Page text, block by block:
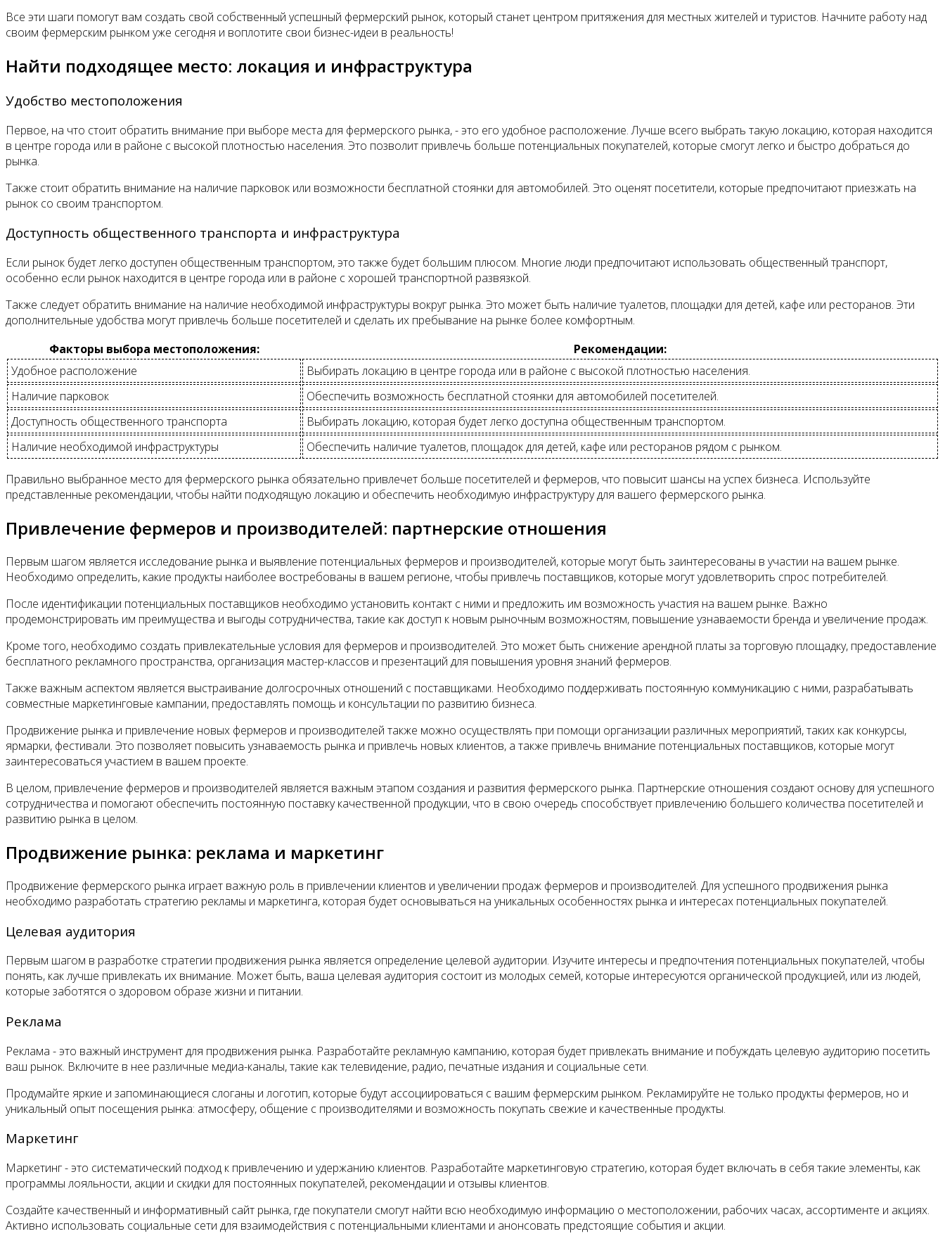
Все эти шаги помогут вам создать свой собственный успешный фермерский рынок, который станет центром притяжения для местных жителей и туристов. Начните работу над
своим фермерским рынком уже сегодня и воплотите свои бизнес-идеи в реальность!
Найти подходящее место: локация и инфраструктура
Удобство местоположения
Первое, на что стоит обратить внимание при выборе места для фермерского рынка, - это его удобное расположение. Лучше всего выбрать такую локацию, которая находится
в центре города или в районе с высокой плотностью населения. Это позволит привлечь больше потенциальных покупателей, которые смогут легко и быстро добраться до
рынка.
Также стоит обратить внимание на наличие парковок или возможности бесплатной стоянки для автомобилей. Это оценят посетители, которые предпочитают приезжать на
рынок со своим транспортом.
Доступность общественного транспорта и инфраструктура
Если рынок будет легко доступен общественным транспортом, это также будет большим плюсом. Многие люди предпочитают использовать общественный транспорт,
особенно если рынок находится в центре города или в районе с хорошей транспортной развязкой.
Также следует обратить внимание на наличие необходимой инфраструктуры вокруг рынка. Это может быть наличие туалетов, площадки для детей, кафе или ресторанов. Эти
дополнительные удобства могут привлечь больше посетителей и сделать их пребывание на рынке более комфортным.
Факторы выбора местоположения:
Рекомендации:
Удобное расположение
Выбирать локацию в центре города или в районе с высокой плотностью населения.
Наличие парковок
Обеспечить возможность бесплатной стоянки для автомобилей посетителей.
Доступность общественного транспорта
Выбирать локацию, которая будет легко доступна общественным транспортом.
Наличие необходимой инфраструктуры
Обеспечить наличие туалетов, площадок для детей, кафе или ресторанов рядом с рынком.
Правильно выбранное место для фермерского рынка обязательно привлечет больше посетителей и фермеров, что повысит шансы на успех бизнеса. Используйте
представленные рекомендации, чтобы найти подходящую локацию и обеспечить необходимую инфраструктуру для вашего фермерского рынка.
Привлечение фермеров и производителей: партнерские отношения
Первым шагом является исследование рынка и выявление потенциальных фермеров и производителей, которые могут быть заинтересованы в участии на вашем рынке.
Необходимо определить, какие продукты наиболее востребованы в вашем регионе, чтобы привлечь поставщиков, которые могут удовлетворить спрос потребителей.
После идентификации потенциальных поставщиков необходимо установить контакт с ними и предложить им возможность участия на вашем рынке. Важно
продемонстрировать им преимущества и выгоды сотрудничества, такие как доступ к новым рыночным возможностям, повышение узнаваемости бренда и увеличение продаж.
Кроме того, необходимо создать привлекательные условия для фермеров и производителей. Это может быть снижение арендной платы за торговую площадку, предоставление
бесплатного рекламного пространства, организация мастер-классов и презентаций для повышения уровня знаний фермеров.
Также важным аспектом является выстраивание долгосрочных отношений с поставщиками. Необходимо поддерживать постоянную коммуникацию с ними, разрабатывать
совместные маркетинговые кампании, предоставлять помощь и консультации по развитию бизнеса.
Продвижение рынка и привлечение новых фермеров и производителей также можно осуществлять при помощи организации различных мероприятий, таких как конкурсы,
ярмарки, фестивали. Это позволяет повысить узнаваемость рынка и привлечь новых клиентов, а также привлечь внимание потенциальных поставщиков, которые могут
заинтересоваться участием в вашем проекте.
В целом, привлечение фермеров и производителей является важным этапом создания и развития фермерского рынка. Партнерские отношения создают основу для успешного
сотрудничества и помогают обеспечить постоянную поставку качественной продукции, что в свою очередь способствует привлечению большего количества посетителей и
развитию рынка в целом.
Продвижение рынка: реклама и маркетинг
Продвижение фермерского рынка играет важную роль в привлечении клиентов и увеличении продаж фермеров и производителей. Для успешного продвижения рынка
необходимо разработать стратегию рекламы и маркетинга, которая будет основываться на уникальных особенностях рынка и интересах потенциальных покупателей.
Целевая аудитория
Первым шагом в разработке стратегии продвижения рынка является определение целевой аудитории. Изучите интересы и предпочтения потенциальных покупателей, чтобы
понять, как лучше привлекать их внимание. Может быть, ваша целевая аудитория состоит из молодых семей, которые интересуются органической продукцией, или из людей,
которые заботятся о здоровом образе жизни и питании.
Реклама
Реклама - это важный инструмент для продвижения рынка. Разработайте рекламную кампанию, которая будет привлекать внимание и побуждать целевую аудиторию посетить
ваш рынок. Включите в нее различные медиа-каналы, такие как телевидение, радио, печатные издания и социальные сети.
Продумайте яркие и запоминающиеся слоганы и логотип, которые будут ассоциироваться с вашим фермерским рынком. Рекламируйте не только продукты фермеров, но и
уникальный опыт посещения рынка: атмосферу, общение с производителями и возможность покупать свежие и качественные продукты.
Маркетинг
Маркетинг - это систематический подход к привлечению и удержанию клиентов. Разработайте маркетинговую стратегию, которая будет включать в себя такие элементы, как
программы лояльности, акции и скидки для постоянных покупателей, рекомендации и отзывы клиентов.
Создайте качественный и информативный сайт рынка, где покупатели смогут найти всю необходимую информацию о местоположении, рабочих часах, ассортименте и акциях.
Активно использовать социальные сети для взаимодействия с потенциальными клиентами и анонсовать предстоящие события и акции.